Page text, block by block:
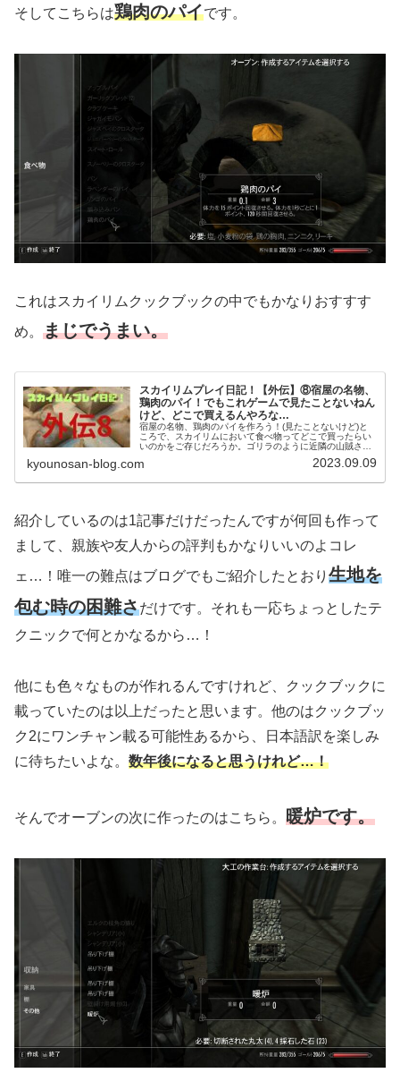
そしてこちらは鶏肉のパイです。
これはスカイリムクックブックの中でもかなりおすすす
め。 まじでうまい。
スカイリムプレイ日記！【外伝】⑧宿屋の名物、
鶏肉のパイ！でもこれゲームで見たことないねん
けど、どこで買えるんやろな…
宿屋の名物、鶏肉のパイを作ろう！(見たことないけど)と
ころで、スカイリムにおいて食べ物ってどこで買ったらい
いのかをご存じだろうか。ゴリラのように近隣の山賊さん
らしく素敵なことですが、実はホ...
kyounosan-blog.com 2023.09.09
紹介しているのは1記事だけだったんですが何回も作って
まして、親族や友人からの評判もかなりいいのよコレ
ェ…！唯一の難点はブログでもご紹介したとおり 生地を
包む時の困難さだけです。それも一応ちょっとしたテ
クニックで何とかなるから…！
他にも色々なものが作れるんですけれど、クックブックに
載っていたのは以上だったと思います。他のはクックブッ
ク2にワンチャン載る可能性あるから、日本語訳を楽しみ
に待ちたいよな。 数年後になると思うけれど…！
そんでオーブンの次に作ったのはこちら。 暖炉です。